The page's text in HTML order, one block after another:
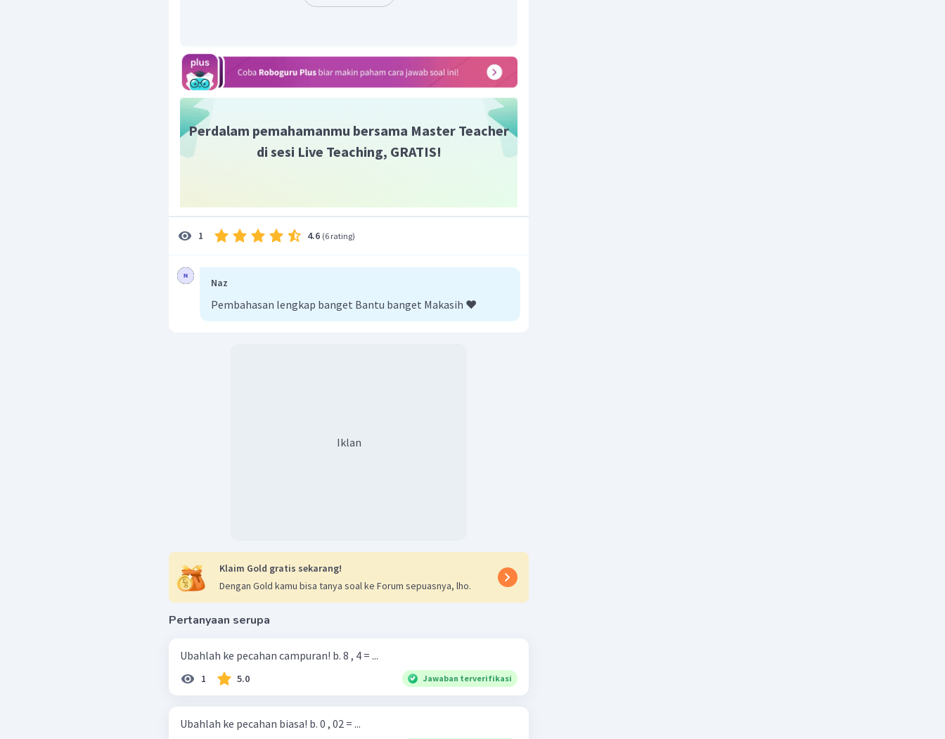
Perdalam pemahamanmu bersama Master Teacher
di sesi Live Teaching, GRATIS!
1 4.6 (6 rating)
Naz
Pembahasan lengkap banget Bantu banget Makasih ❤️
Iklan
Klaim Gold gratis sekarang!
Dengan Gold kamu bisa tanya soal ke Forum sepuasnya, lho.
Pertanyaan serupa
Ubahlah ke pecahan campuran! b. 8 , 4 = ...
1 5.0 Jawaban terverifikasi
Ubahlah ke pecahan biasa! b. 0 , 02 = ...